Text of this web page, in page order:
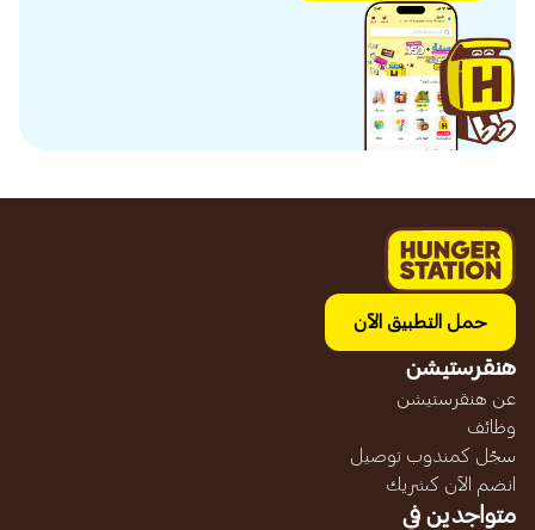
حمل التطبيق الآن
هنقرستيشن
عن هنقرستيشن
وظائف
سجّل كمندوب توصيل
انضم الآن كشريك
متواجدين في